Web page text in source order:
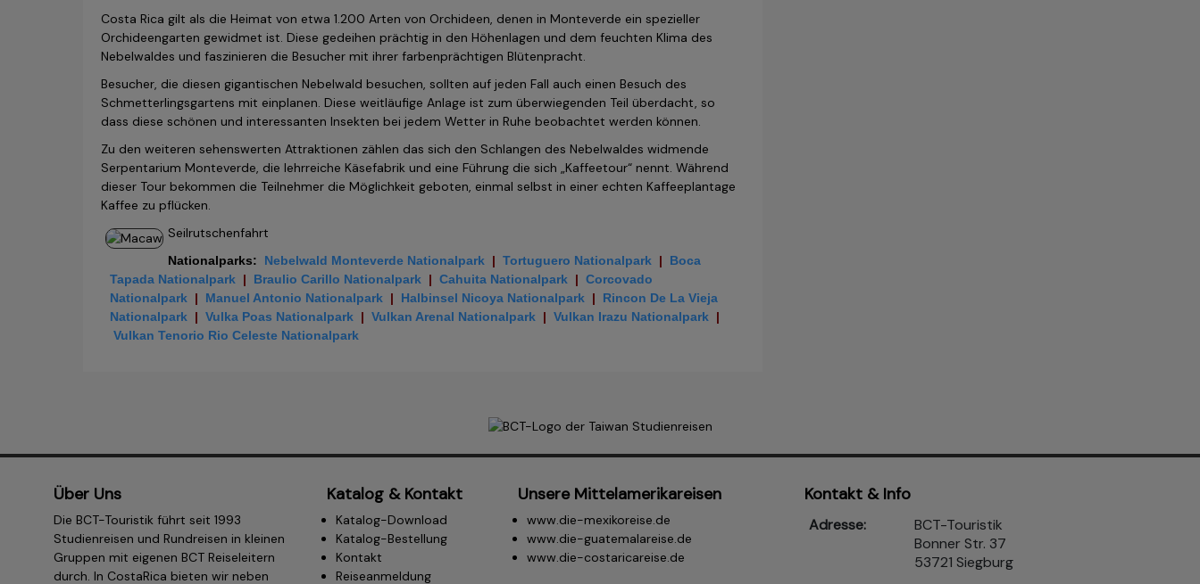
Costa Rica gilt als die Heimat von etwa 1.200 Arten von Orchideen, denen in Monteverde ein spezieller
Orchideengarten gewidmet ist. Diese gedeihen prächtig in den Höhenlagen und dem feuchten Klima des
Nebelwaldes und faszinieren die Besucher mit ihrer farbenprächtigen Blütenpracht.
Besucher, die diesen gigantischen Nebelwald besuchen, sollten auf jeden Fall auch einen Besuch des
Schmetterlingsgartens mit einplanen. Diese weitläufige Anlage ist zum überwiegenden Teil überdacht, so
dass diese schönen und interessanten Insekten bei jedem Wetter in Ruhe beobachtet werden können.
Zu den weiteren sehenswerten Attraktionen zählen das sich den Schlangen des Nebelwaldes widmende
Serpentarium Monteverde, die lehrreiche Käsefabrik und eine Führung die sich „Kaffeetour“ nennt. Während
dieser Tour bekommen die Teilnehmer die Möglichkeit geboten, einmal selbst in einer echten Kaffeeplantage
Kaffee zu pflücken.
Seilrutschenfahrt
Nationalparks: Nebelwald Monteverde Nationalpark | Tortuguero Nationalpark |
Boca
Tapada Nationalpark
| Braulio Carillo Nationalpark | Cahuita Nationalpark | Corcovado
Nationalpark
| Manuel Antonio Nationalpark | Halbinsel Nicoya Nationalpark |
Rincon De La Vieja
Nationalpark
| Vulka Poas Nationalpark | Vulkan Arenal Nationalpark | Vulkan Irazu Nationalpark
|
Vulkan Tenorio Rio Celeste Nationalpark
Über Uns
Die BCT-Touristik führt seit 1993
Studienreisen und Rundreisen in kleinen
Gruppen mit eigenen BCT Reiseleitern
durch. In CostaRica bieten wir neben
Katalog & Kontakt
Katalog-Download
Katalog-Bestellung
Kontakt
Reiseanmeldung
Unsere Mittelamerikareisen
www.die-mexikoreise.de
www.die-guatemalareise.de
www.die-costaricareise.de
Kontakt & Info
Adresse:
BCT-Touristik
Bonner Str. 37
53721 Siegburg